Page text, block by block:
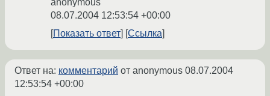
anonymous
08.07.2004 12:53:54 +00:00
Показать ответ
Ссылка
Ответ на: комментарий от anonymous 08.07.2004
12:53:54 +00:00